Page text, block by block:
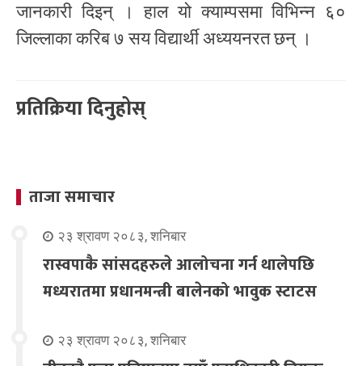
जानकारी दिइन् । हाल यो क्याम्पसमा विभिन्न ६०
जिल्लाका करिब ७ सय विद्यार्थी अध्ययनरत छन् ।
प्रतिक्रिया दिनुहोस्
ताजा समाचार
२३ श्रावण २०८३, शनिबार
रास्वपाकै सांसदहरुले आलोचना गर्न थालेपछि
मध्यरातमा प्रधानमन्त्री बालेनको भावुक स्टाटस
२३ श्रावण २०८३, शनिबार